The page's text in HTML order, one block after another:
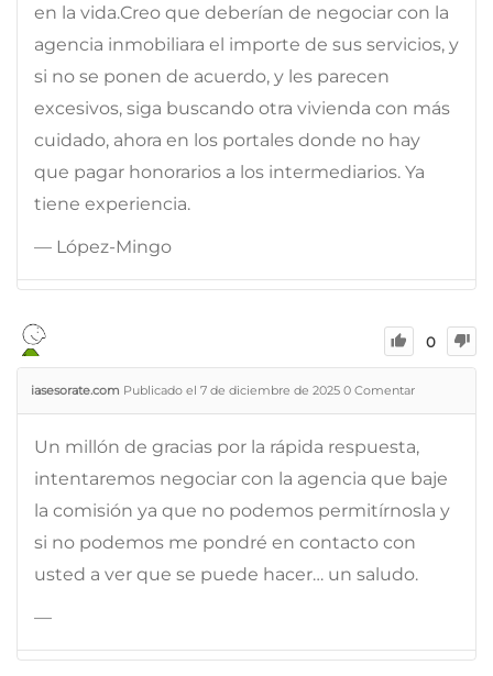
en la vida.Creo que deberían de negociar con la
agencia inmobiliara el importe de sus servicios, y
si no se ponen de acuerdo, y les parecen
excesivos, siga buscando otra vivienda con más
cuidado, ahora en los portales donde no hay
que pagar honorarios a los intermediarios. Ya
tiene experiencia.
— López-Mingo
0
iasesorate.com Publicado el 7 de diciembre de 2025 0 Comentar
Un millón de gracias por la rápida respuesta,
intentaremos negociar con la agencia que baje
la comisión ya que no podemos permitírnosla y
si no podemos me pondré en contacto con
usted a ver que se puede hacer… un saludo.
—